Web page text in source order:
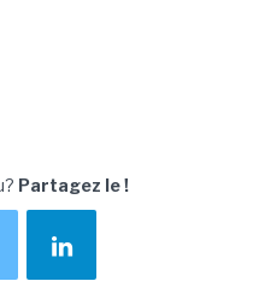
Partagez le !